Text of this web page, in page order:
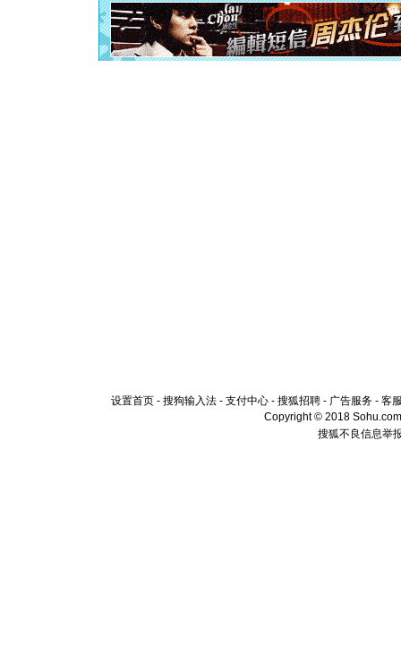
[元旦]当
泣，这痛
卖了。水
[春节]风
设置首页 - 搜狗输入法 - 支付中心 - 搜狐招聘 - 广告服务 - 客
Copyright © 2018
搜狐不良信息举